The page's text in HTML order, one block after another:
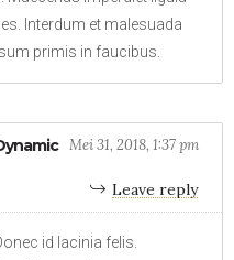
Interdum et malesuada
primis in faucibus.
Mei 31, 2018, 1:37 pm
Leave reply
id lacinia felis.